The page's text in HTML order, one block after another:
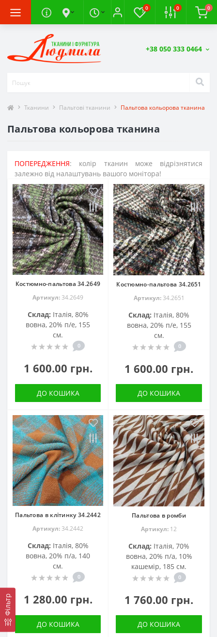
0 0 0
+38 050 333 0464
Тканини Пальтові тканини Пальтова кольорова тканина
Пальтова кольорова тканина
Фільтр
ПОПЕРЕДЖЕННЯ: колір тканин може відрізнятися
залежно від налаштувань вашого монітора!
Костюмно-пальтова 34.2649
Артикул: 34.2649
Склад: Італія, 80%
вовна, 20% п/е, 155
см.
0
1 600.00 грн.
ДО КОШИКА
Костюмно-пальтова 34.2651
Артикул:34.2651
Склад: Італія, 80%
вовна, 20% п/е, 155
см.
0
1 600.00 грн.
ДО КОШИКА
Пальтова в клітинку 34.2442
Артикул: 34.2442
Склад: Італія, 80%
вовна, 20% п/а, 140
см.
0
1 280.00 грн.
ДО КОШИКА
Пальтова в ромби
Артикул: 12
Склад: Італія, 70%
вовна, 20% п/а, 10%
кашемір, 185 см.
0
1 760.00 грн.
ДО КОШИКА